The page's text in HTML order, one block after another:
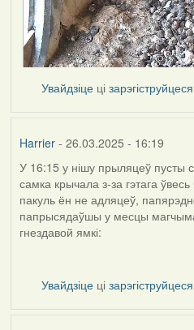
Увайдзіце цізарэгіструйцеся
Harrier- 26.03.2025 - 16:19
У 16:15 у нішу прыляцеў пусты
самка крычала з-за гэтага ўвесь
пакуль ён не адляцеў,
папрысядаўшы у месцы
гнездавой ямкі:
Увайдзіце цізарэгіструйцеся